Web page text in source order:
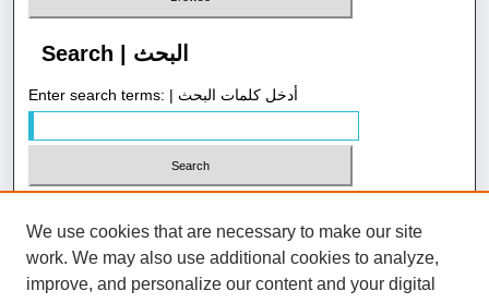
Search | البحث
Enter search terms: | أدخل كلمات البحث
Advanced Search | بحث متقدم
We use cookies that are necessary to make our site
work. We may also use additional cookies to analyze,
improve, and personalize our content and your digital